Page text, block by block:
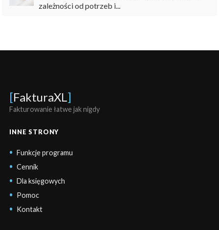
zależności od potrzeb i...
[FakturaXL ]
Fakturowanie łatwe jak nigdy
INNE STRONY
Funkcje programu
Cennik
Dla księgowych
Pomoc
Kontakt